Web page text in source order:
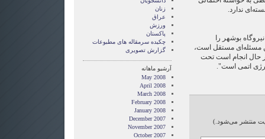
ندارد.
بوشهر را
مسئله‌ای مستقل است،
حال انجام است تحت
اتمی است".
منتشر می‌شود.)
زنان
عراق
ورزش
پاکستان
چکیده سرمقاله های مطبوعات
گزارش تصويری
آرشیو ماهانه
May 2008
April 2008
March 2008
February 2008
January 2008
December 2007
November 2007
October 2007